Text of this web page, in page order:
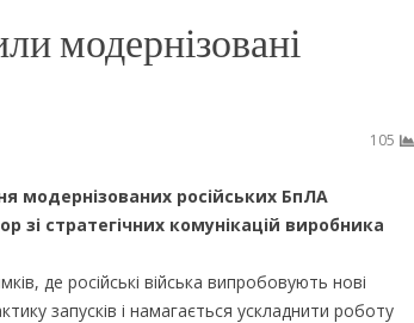
модернізовані
105
модернізованих російських БпЛА
стратегічних комунікацій виробника
де російські війська випробовують нові
запусків і намагається ускладнити роботу